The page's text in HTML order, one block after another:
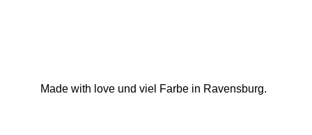
Made with love und viel Farbe in Ravensburg.